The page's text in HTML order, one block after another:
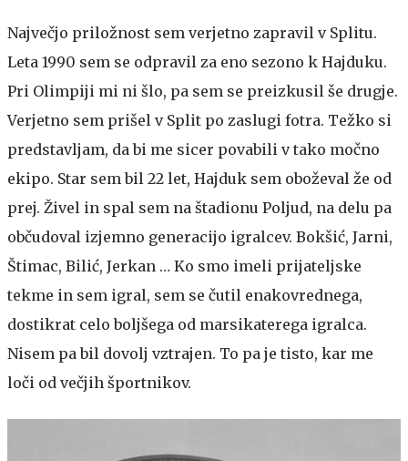
Največjo priložnost sem verjetno zapravil v Splitu.
Leta 1990 sem se odpravil za eno sezono k Hajduku.
Pri Olimpiji mi ni šlo, pa sem se preizkusil še drugje.
Verjetno sem prišel v Split po zaslugi fotra. Težko si
predstavljam, da bi me sicer povabili v tako močno
ekipo. Star sem bil 22 let, Hajduk sem oboževal že od
prej. Živel in spal sem na štadionu Poljud, na delu pa
občudoval izjemno generacijo igralcev. Bokšić, Jarni,
Štimac, Bilić, Jerkan … Ko smo imeli prijateljske
tekme in sem igral, sem se čutil enakovrednega,
dostikrat celo boljšega od marsikaterega igralca.
Nisem pa bil dovolj vztrajen. To pa je tisto, kar me
loči od večjih športnikov.